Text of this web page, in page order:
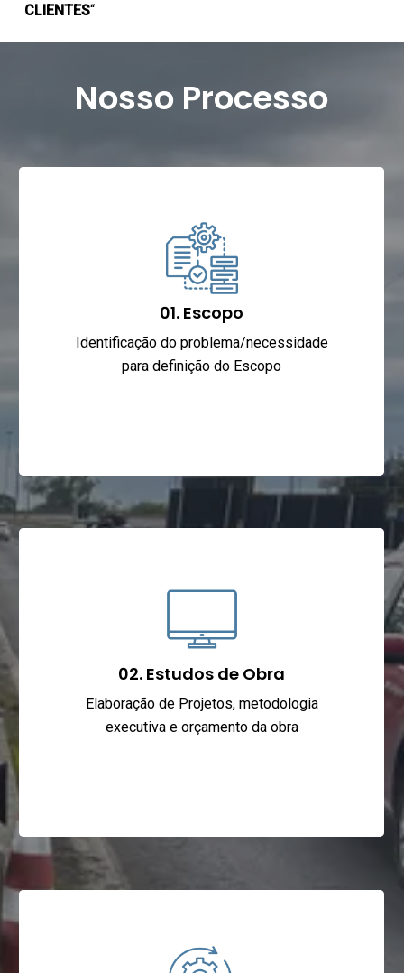
CLIENTES“
Nosso Processo
01. Escopo
Identificação do problema/necessidade
para definição do Escopo
02. Estudos de Obra
Elaboração de Projetos, metodologia
executiva e orçamento da obra